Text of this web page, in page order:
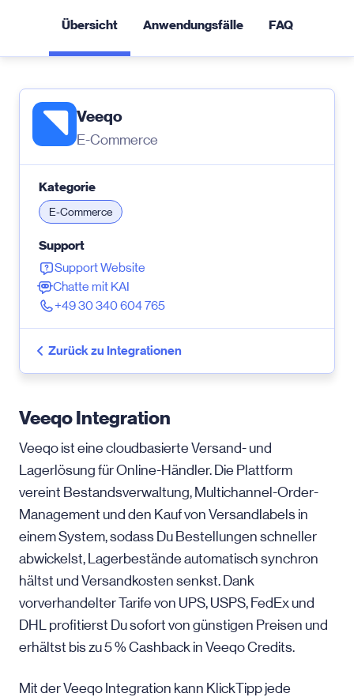
Übersicht Anwendungsfälle FAQ
Veeqo
E-Commerce
Kategorie
E-Commerce
Support
Support Website
Chatte mit KAI
+49 30 340 604 765
Zurück zu Integrationen
Veeqo Integration
Veeqo ist eine cloudbasierte Versand- und
Lagerlösung für Online-Händler. Die Plattform
vereint Bestandsverwaltung, Multichannel-Order-
Management und den Kauf von Versandlabels in
einem System, sodass Du Bestellungen schneller
abwickelst, Lagerbestände automatisch synchron
hältst und Versandkosten senkst. Dank
vorverhandelter Tarife von UPS, USPS, FedEx und
DHL profitierst Du sofort von günstigen Preisen und
erhältst bis zu 5 % Cashback in Veeqo Credits.
Mit der Veeqo Integration kann KlickTipp jede